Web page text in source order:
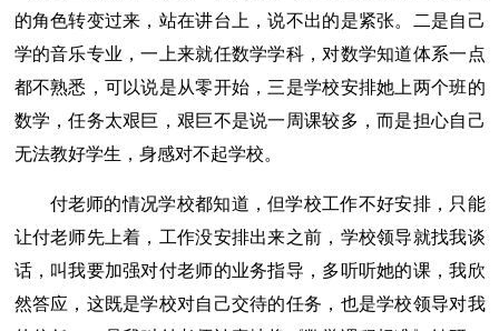
的角色转变过来，站在讲台上，说不出的是紧张。二是自己
学的音乐专业，一上来就任数学学科，对数学知道体系一点
都不熟悉，可以说是从零开始，三是学校安排她上两个班的
数学，任务太艰巨，艰巨不是说一周课较多，而是担心自己
无法教好学生，身感对不起学校。
付老师的情况学校都知道，但学校工作不好安排，只能
让付老师先上着，工作没安排出来之前，学校领导就找我谈
话，叫我要加强对付老师的业务指导，多听听她的课，我欣
然答应，这既是学校对自己交待的任务，也是学校领导对我